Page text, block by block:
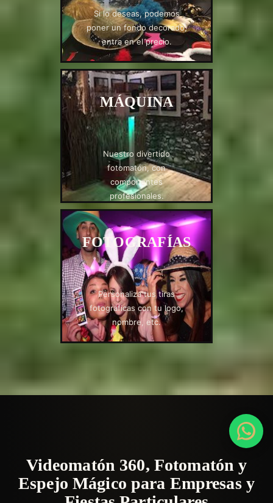
Si lo deseas, podemos
poner un fondo decorado,
entra en el precio.
MÁQUINA
Nuestro divertido
fotomatón, con
componentes
profesionales.
FOTOGRAFÍAS
Personaliza tus tiras
fotográficas con tu logo,
nombre, etc.
Videomatón 360, Fotomatón y
Espejo Mágico para Empresas y